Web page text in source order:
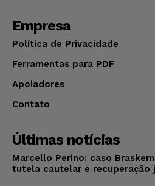
Empresa
Política de Privacidade
Ferramentas para PDF
Apoiadores
Contato
Últimas notícias
Marcello Perino: caso
tutela cautelar e recuperação